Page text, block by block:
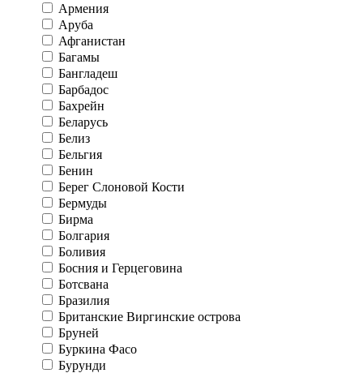
Армения
Аруба
Афганистан
Багамы
Бангладеш
Барбадос
Бахрейн
Беларусь
Белиз
Бельгия
Бенин
Берег Слоновой Кости
Бермуды
Бирма
Болгария
Боливия
Босния и Герцеговина
Ботсвана
Бразилия
Британские Виргинские острова
Бруней
Буркина Фасо
Бурунди